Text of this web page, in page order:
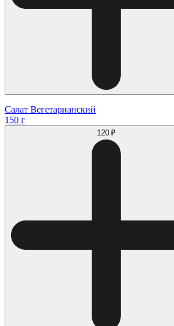
Салат Вегетарианский
150 г
120 ₽